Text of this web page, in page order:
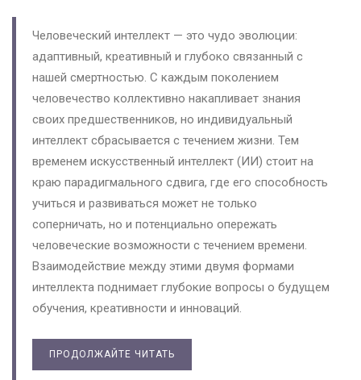
Человеческий интеллект — это чудо эволюции:
адаптивный, креативный и глубоко связанный с
нашей смертностью. С каждым поколением
человечество коллективно накапливает знания
своих предшественников, но индивидуальный
интеллект сбрасывается с течением жизни. Тем
временем искусственный интеллект (ИИ) стоит на
краю парадигмального сдвига, где его способность
учиться и развиваться может не только
соперничать, но и потенциально опережать
человеческие возможности с течением времени.
Взаимодействие между этими двумя формами
интеллекта поднимает глубокие вопросы о будущем
обучения, креативности и инноваций.
ПРОДОЛЖАЙТЕ ЧИТАТЬ